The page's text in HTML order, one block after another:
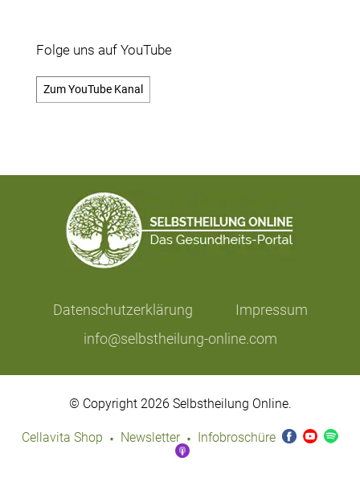
Folge uns auf YouTube
Zum YouTube Kanal
Datenschutzerklärung
Impressum
info@selbstheilung-online.com
© Copyright 2026 Selbstheilung Online.
Cellavita Shop · Newsletter · Infobroschüre